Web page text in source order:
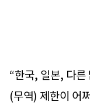
“한국, 일본, 다
(무역) 제한이 어